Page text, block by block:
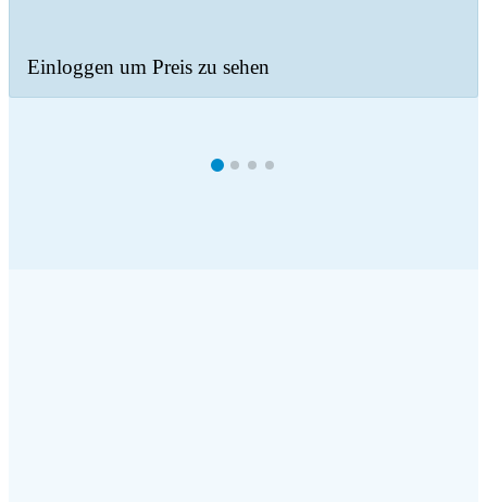
Einloggen um Preis zu sehen